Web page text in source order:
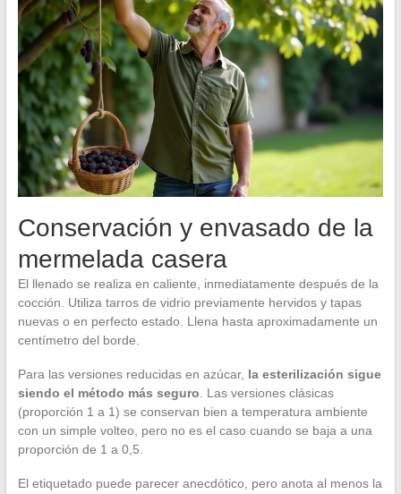
Conservación y envasado de la
mermelada casera
El llenado se realiza en caliente, inmediatamente después de la
cocción. Utiliza tarros de vidrio previamente hervidos y tapas
nuevas o en perfecto estado. Llena hasta aproximadamente un
centímetro del borde.
Para las versiones reducidas en azúcar, la esterilización sigue
siendo el método más seguro. Las versiones clásicas
(proporción 1 a 1) se conservan bien a temperatura ambiente
con un simple volteo, pero no es el caso cuando se baja a una
proporción de 1 a 0,5.
El etiquetado puede parecer anecdótico, pero anota al menos la